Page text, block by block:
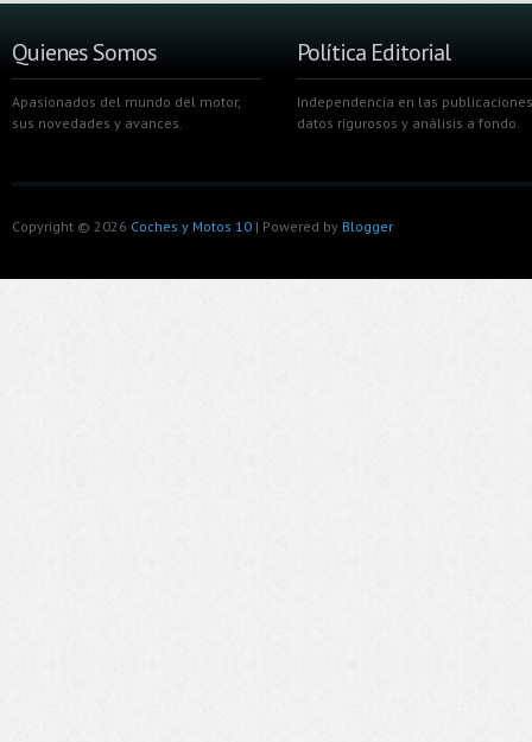
Quienes Somos
Apasionados del mundo del motor,
sus novedades y avances.
Política Editorial
Independencia en las
datos rigurosos y análisis a fondo.
Copyright © 2026 Coches y Motos 10 | Powered by Blogger